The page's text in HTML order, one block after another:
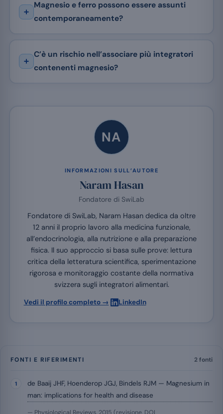
Magnesio e ferro possono essere assunti
contemporaneamente?
C’è un rischio nell’associare più integratori
contenenti magnesio?
NA
INFORMAZIONI SULL’AUTORE
Naram Hasan
Fondatore di SwiLab
Fondatore di SwiLab, Naram Hasan dedica da oltre
12 anni il proprio lavoro alla medicina funzionale,
all’endocrinologia, alla nutrizione e alla preparazione
fisica. Il suo approccio si basa sulle prove: lettura
critica della letteratura scientifica, sperimentazione
rigorosa e monitoraggio costante della normativa
svizzera sugli integratori alimentari.
Vedi il profilo completo → LinkedIn
FONTI E RIFERIMENTI 2 fonti
de Baaij JHF, Hoenderop JGJ, Bindels RJM — Magnesium in
man: implications for health and disease
— Physiological Reviews, 2015 (revisione, DOI